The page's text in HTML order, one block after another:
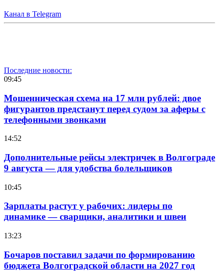
Канал в Telegram
Последние новости:
09:45
Мошенническая схема на 17 млн рублей: двое
фигурантов предстанут перед судом за аферы с
телефонными звонками
14:52
Дополнительные рейсы электричек в Волгограде
9 августа — для удобства болельщиков
10:45
Зарплаты растут у рабочих: лидеры по
динамике — сварщики, аналитики и швеи
13:23
Бочаров поставил задачи по формированию
бюджета Волгоградской области на 2027 год